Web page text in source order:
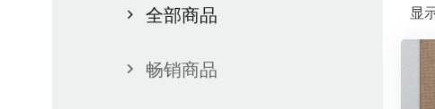
全部商品
畅销商品
显